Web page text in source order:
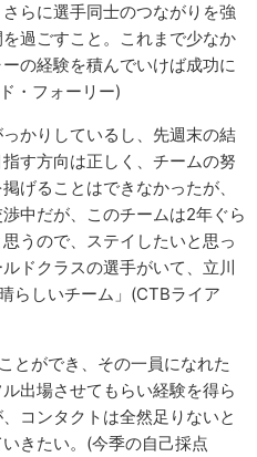
らに選手同士のつながりを強
過ごすこと。これまで少なか
の経験を積んでいけば成功に
・フォーリー)
かりしているし、先週末の結
す方向は正しく、チームの努
げることはできなかったが、
中だが、このチームは2年ぐら
うので、ステイしたいと思っ
ドクラスの選手がいて、立川
らしいチーム」(CTBライア
とができ、その一員になれた
出場させてもらい経験を得ら
コンタクトは全然足りないと
きたい。(今季の自己採点